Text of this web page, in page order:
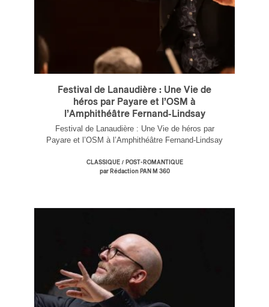
Festival de Lanaudière : Une Vie de
héros par Payare et l’OSM à
l’Amphithéâtre Fernand-Lindsay
Festival de Lanaudière : Une Vie de héros par
Payare et l’OSM à l’Amphithéâtre Fernand-Lindsay
CLASSIQUE/ POST-ROMANTIQUE
par Rédaction PAN M 360